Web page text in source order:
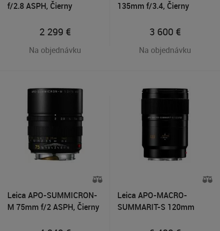
f/2.8 ASPH, Čierny
2 299 €
Na objednávku
135mm f/3.4, Čierny
3 600 €
Na objednávku
Leica APO-SUMMICRON-
M 75mm f/2 ASPH, Čierny
Leica APO-MACRO-
SUMMARIT-S 120mm